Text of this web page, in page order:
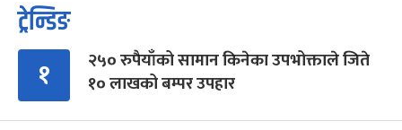
ट्रेन्डिङ
१
२५० रुपैयाँको सामान किनेका उपभोक्ताले जिते
१० लाखको बम्पर उपहार